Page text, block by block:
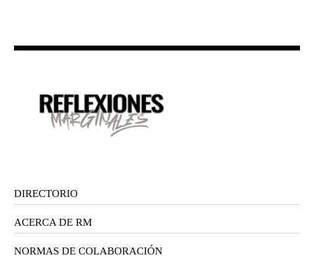
DIRECTORIO
ACERCA DE RM
NORMAS DE COLABORACIÓN